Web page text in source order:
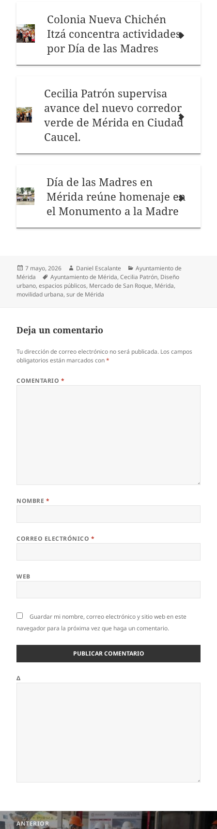
Colonia Nueva Chichén
Itzá concentra actividades
por Día de las Madres
Cecilia Patrón supervisa
avance del nuevo corredor
verde de Mérida en Ciudad
Caucel.
Día de las Madres en
Mérida reúne homenaje en
el Monumento a la Madre
Publicado
el
7 mayo, 2026 Autor
Daniel Escalante Categorías
Ayuntamiento de
Mérida
Etiquetas
Ayuntamiento de Mérida,Cecilia Patrón, Diseño
urbano,espacios públicos, Mercado de San Roque, Mérida,
movilidad urbana,sur de Mérida
Deja un comentario
Tu dirección de correo electrónico no será publicada. Los campos
obligatorios están marcados con*
COMENTARIO *
NOMBRE *
CORREO ELECTRÓNICO *
WEB
Guardar mi nombre, correo electrónico y sitio web en este
navegador para la próxima vez que haga un comentario.
Δ
Navegación
ANTERIOR